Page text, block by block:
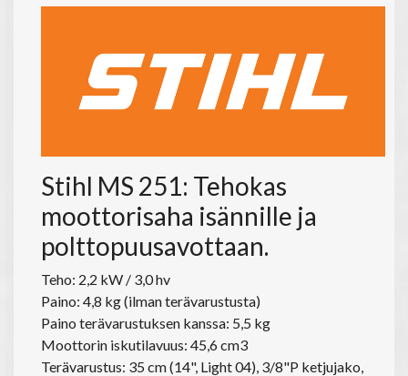
Stihl MS 251: Tehokas
moottorisaha isännille ja
polttopuusavottaan.
Teho: 2,2 kW / 3,0 hv
Paino: 4,8 kg (ilman terävarustusta)
Paino terävarustuksen kanssa: 5,5 kg
Moottorin iskutilavuus: 45,6 cm3
Terävarustus: 35 cm (14", Light 04), 3/8"P ketjujako,